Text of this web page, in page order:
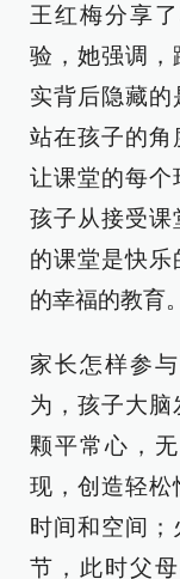
王红梅分享
验，她强调，
实背后隐藏的
站在孩子的角
让课堂的每个
孩子从接受课
的课堂是快乐
的幸福的教育。
家长怎样参
为，孩子大脑
颗平常心，
现，创造轻松
时间和空间；
节，此时父